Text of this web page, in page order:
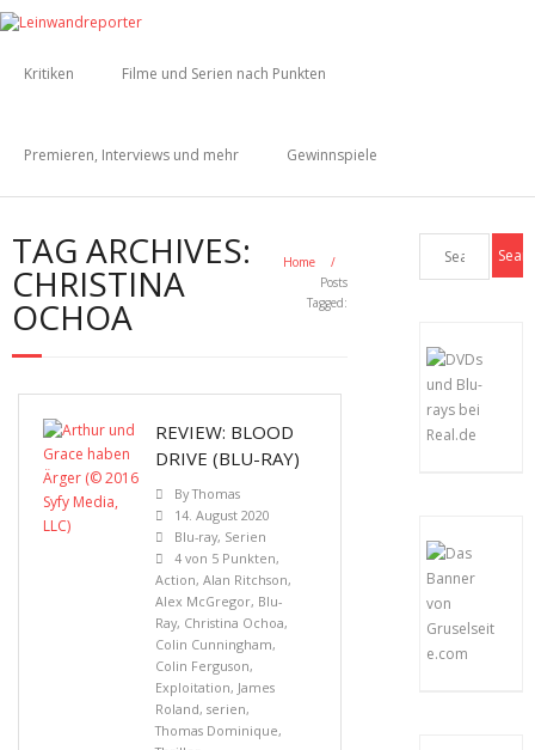
Kritiken Filme und Serien nach Punkten
Premieren, Interviews und mehr Gewinnspiele
TAG ARCHIVES:
CHRISTINA
OCHOA
Home
/
Posts
Tagged:
REVIEW: BLOOD
DRIVE (BLU-RAY)
ByThomas
14. August 2020
Blu-ray, Serien
4 von 5 Punkten,
Action, Alan Ritchson,
Alex McGregor, Blu-
Ray, Christina Ochoa,
Colin Cunningham,
Colin Ferguson,
Exploitation, James
Roland, serien,
Thomas Dominique,